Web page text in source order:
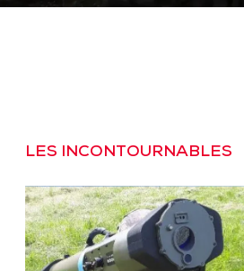
LES INCONTOURNABLES